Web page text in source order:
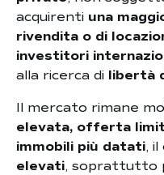
acquirenti una
rivendita o di
investitori
alla ricerca di libertà
Il mercato rimane
elevata, offerta
immobili più datati,
elevati, soprattutto